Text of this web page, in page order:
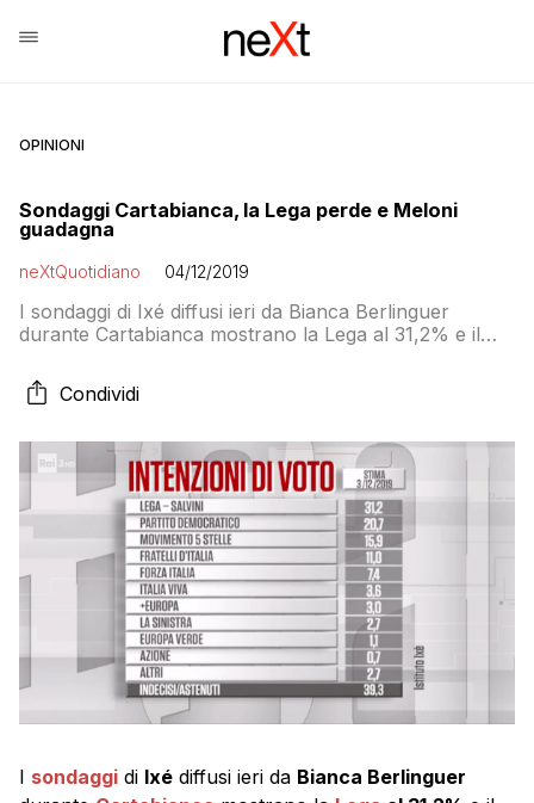
OPINIONI
Sondaggi Cartabianca, la Lega perde e Meloni
guadagna
neXtQuotidiano 04/12/2019
I sondaggi di Ixé diffusi ieri da Bianca Berlinguer
durante Cartabianca mostrano la Lega al 31,2% e il
che lo dà sopra questa soglia). Secondo la rilevazione
il MoVimento 5 Stelle è al 15,9% mentre Fratelli d’Italia
fratelli coltelli. Nel sondaggio […]
Condividi
I sondaggi di Ixé diffusi ieri da Bianca Berlinguer